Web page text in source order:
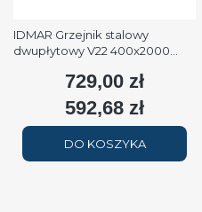
IDMAR Grzejnik stalowy
dwupłytowy V22 400x2000
2508W (90/70/20°C) biały
Cena
729,00 zł
Cena
592,68 zł
DO KOSZYKA